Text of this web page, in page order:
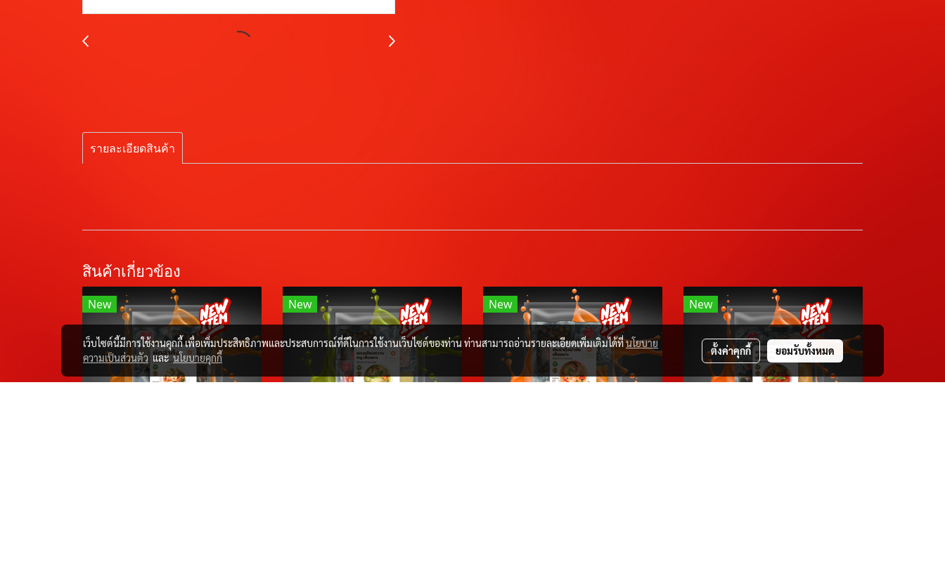
รายละเอียดสินค้า
สินค้าเกี่ยวข้อง
New New New New
เว็บไซต์นี้มีการใช้งานคุกกี้ เพื่อเพิ่มประสิทธิภาพและประสบการณ์ที่ดีในการใช้งานเว็บไซต์ของท่าน ท่านสามารถอ่านรายละเอียดเพิ่มเติมได้ที่นโยบาย
ความเป็นส่วนตัว และนโยบายคุกกี้
ตั้งค่าคุกกี้ ยอมรับทั้งหมด